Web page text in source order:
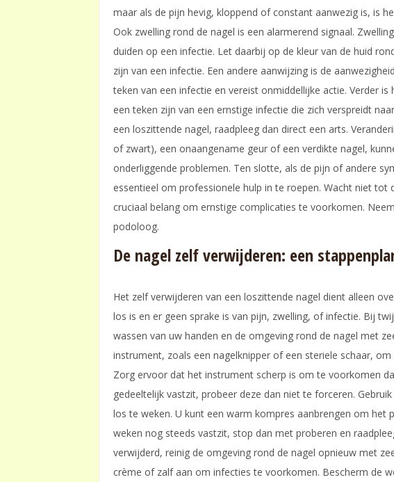
maar als de pijn hevig, kloppend of constant aanwezig is, is
Ook zwelling rond de nagel is een alarmerend signaal.
duiden op een infectie. Let daarbij op de kleur van de huid
zijn van een infectie. Een andere aanwijzing is de
teken van een infectie en vereist onmiddellijke actie. Verder
een teken zijn van een ernstige infectie die zich verspreidt
een loszittende nagel, raadpleeg dan direct een arts.
of zwart), een onaangename geur of een verdikte nagel,
onderliggende problemen. Ten slotte, als de pijn of andere
essentieel om professionele hulp in te roepen. Wacht niet tot
cruciaal belang om ernstige complicaties te voorkomen.
podoloog.
De nagel zelf verwijderen: een
Het zelf verwijderen van een loszittende nagel dient alleen
los is en er geen sprake is van pijn, zwelling, of infectie. Bij
wassen van uw handen en de omgeving rond de nagel met
instrument, zoals een nagelknipper of een steriele schaar,
Zorg ervoor dat het instrument scherp is om te voorkomen
gedeeltelijk vastzit, probeer deze dan niet te forceren.
los te weken. U kunt een warm kompres aanbrengen om het
weken nog steeds vastzit, stop dan met proberen en
verwijderd, reinig de omgeving rond de nagel opnieuw met
crème of zalf aan om infecties te voorkomen. Bescherm de